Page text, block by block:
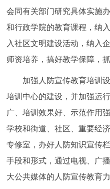
会同有关部门研究具体实施
和行政学院的教育课程，纳
入社区文明建设活动，纳入
师资培养，搞好教学保障，
加强人防宣传教育培训设
培训中心的建设，并加强运
广、培训效果好、示范作用
学校和街道、社区、重要经
专修室，办好人防知识宣传
手段和形式，通过电视、广
大公共媒体的人防宣传教育力